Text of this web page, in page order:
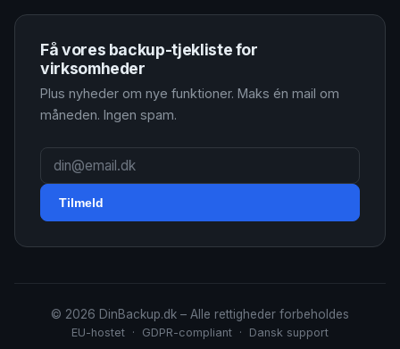
Få vores backup-tjekliste for
virksomheder
Plus nyheder om nye funktioner. Maks én mail om
måneden. Ingen spam.
Tilmeld
© 2026 DinBackup.dk – Alle rettigheder forbeholdes
EU-hostet · GDPR-compliant · Dansk support